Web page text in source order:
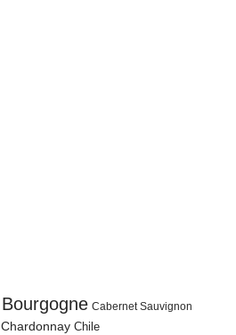
Bourgogne Cabernet Sauvignon
Chardonnay Chile